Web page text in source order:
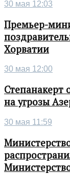
30 мая 12:03
Премьер-
Хорватии
30 мая 12:00
Степанакерт
на угрозы
30 мая 11:59